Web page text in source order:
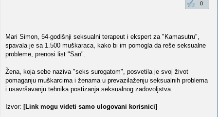
0
Mari Simon, 54-godišnji seksualni terapeut i ekspert za "Kamasutru",
spavala je sa 1.500 muškaraca, kako bi im pomogla da reše seksualne
probleme, prenosi list "San".
Žena, koja sebe naziva "seks surogatom", posvetila je svoj život
pomaganju muškarcima i ženama u prevazilaženju seksualnih problema
i usavršavanju tehnika postizanja seksualnog zadovoljstva.
Izvor: [Link mogu videti samo ulogovani korisnici]